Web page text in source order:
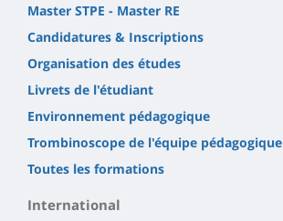
Master STPE - Master RE
Candidatures & Inscriptions
Organisation des études
Livrets de l'étudiant
Environnement pédagogique
Trombinoscope de l'équipe pédagogique
Toutes les formations
International